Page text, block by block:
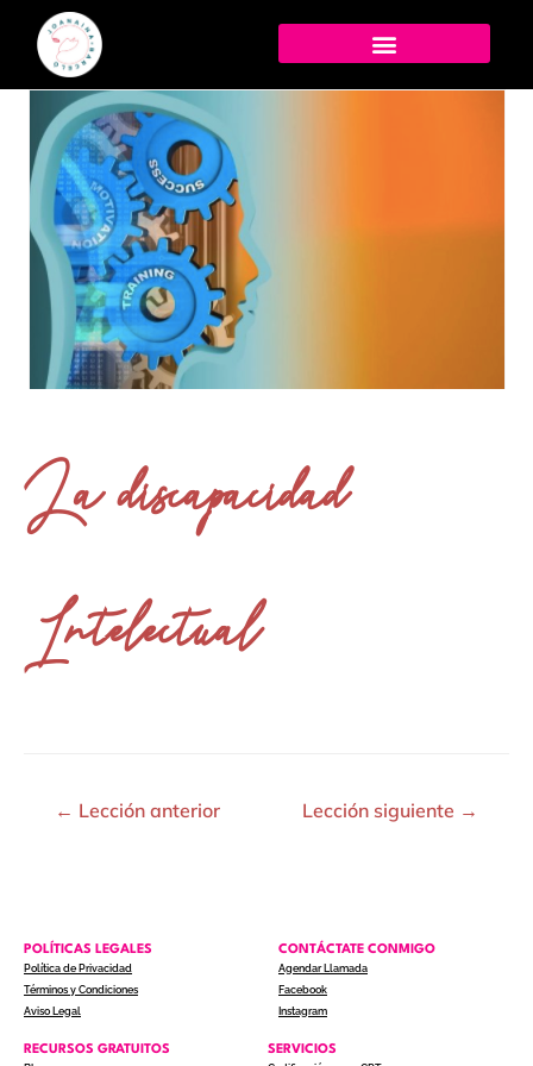
La discapacidad
Intelectual
← Lección anterior Lección siguiente →
POLÍTICAS LEGALES
Política de Privacidad
Términos y Condiciones
Aviso Legal
CONTÁCTATE CONMIGO
Agendar Llamada
Facebook
Instagram
RECURSOS GRATUITOS SERVICIOS